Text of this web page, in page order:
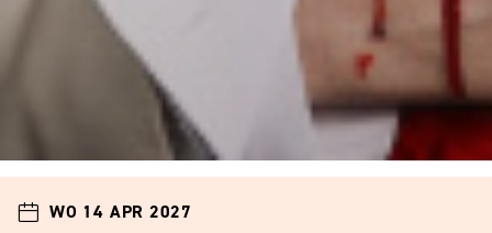
WO 14 APR 2027